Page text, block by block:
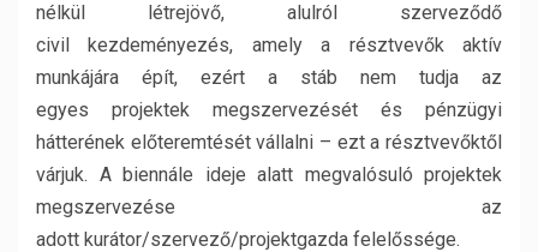
nélkül létrejövő, alulról szerveződő
civil kezdeményezés, amely a résztvevők aktív
munkájára épít, ezért a stáb nem tudja az
egyes projektek megszervezését és pénzügyi
hátterének előteremtését vállalni – ezt a résztvevőktől
várjuk. A biennále ideje alatt megvalósuló projektek
megszervezése az
adott kurátor/szervező/projektgazda felelőssége.